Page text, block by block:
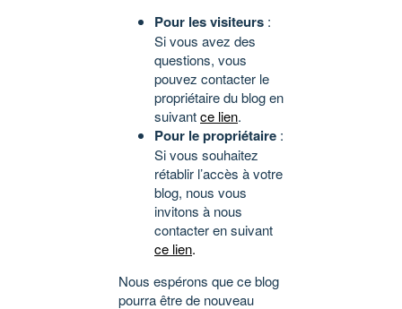
Pour les visiteurs :
Si vous avez des
questions, vous
pouvez contacter le
propriétaire du blog en
suivantce lien.
Pour le propriétaire :
Si vous souhaitez
rétablir l’accès à votre
blog, nous vous
invitons à nous
contacter en suivant
ce lien.
Nous espérons que ce blog
pourra être de nouveau